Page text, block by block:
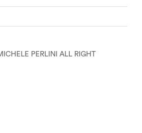
PERLINI ALL RIGHT